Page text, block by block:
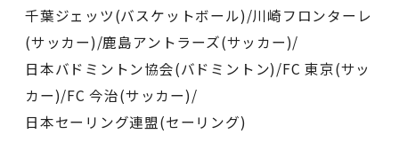
千葉ジェッツ(バスケットボール)/川崎フロンターレ
(サッカー)/鹿島アントラーズ(サッカー)/
日本バドミントン協会(バドミントン)/FC 東京(サッ
カー)/FC 今治(サッカー)/
日本セーリング連盟(セーリング)